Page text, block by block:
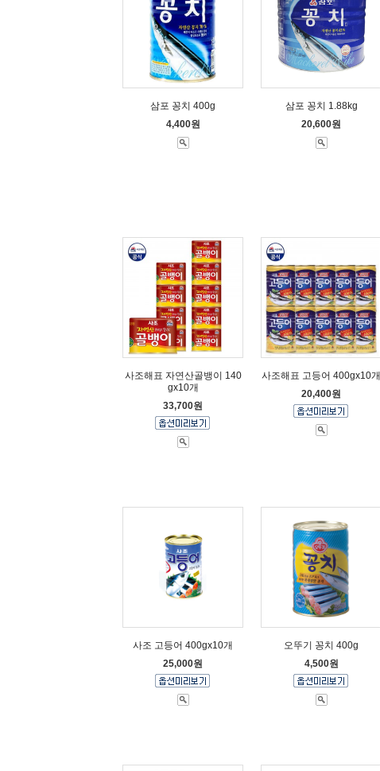
삼포 꽁치 400g
4,400원
삼포 꽁치 1.88kg
20,600원
사조해표 자연산골뱅이 140
gx10개
33,700원
사조해표 고등어 400gx10개
20,400원
사조 고등어 400gx10개
25,000원
오뚜기 꽁치 400g
4,500원